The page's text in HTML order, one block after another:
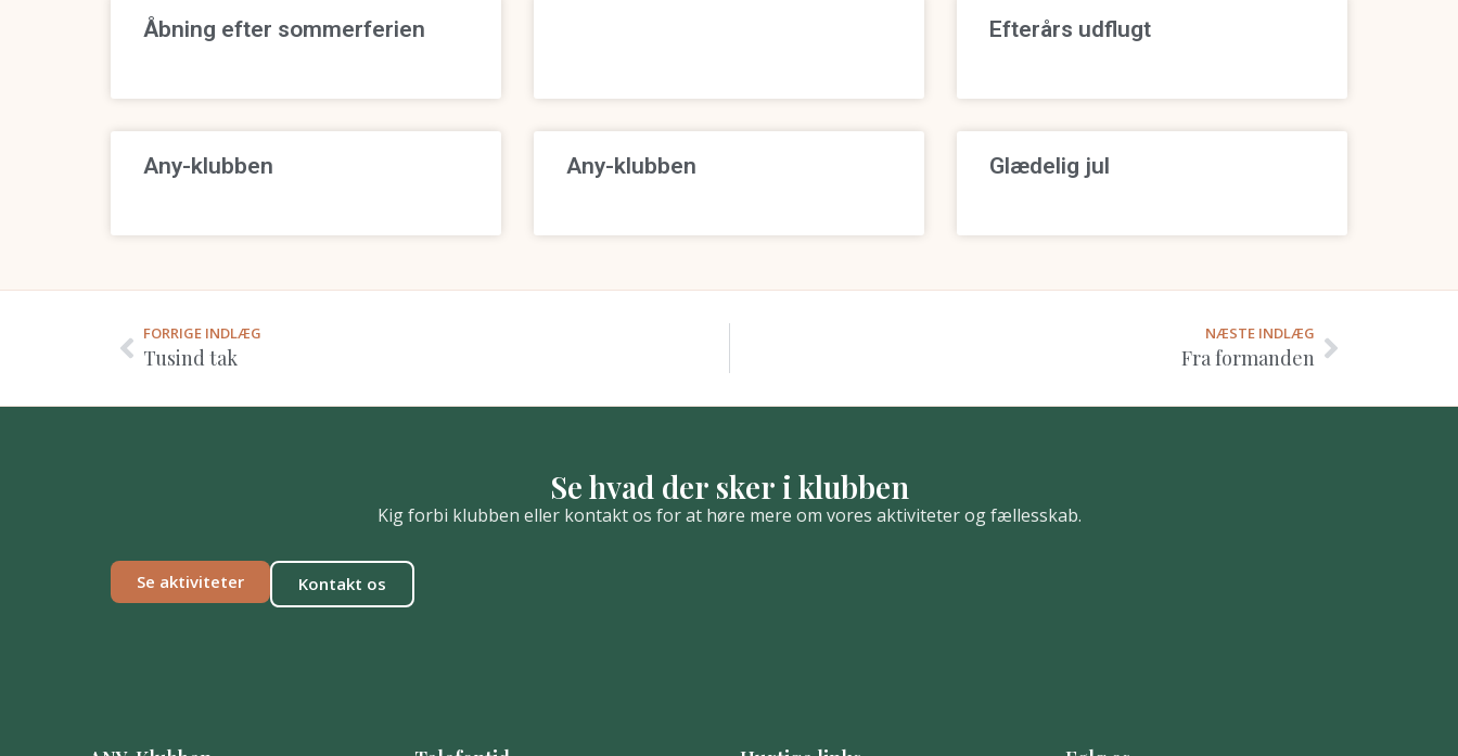
Åbning efter sommerferien Efterårs udflugt
Any-klubben Any-klubben Glædelig jul
FORRIGE INDLÆG
Tusind tak
NÆSTE INDLÆG
Fra formanden
Se hvad der sker i klubben
Kig forbi klubben eller kontakt os for at høre mere om vores aktiviteter og fællesskab.
Se aktiviteter Kontakt os